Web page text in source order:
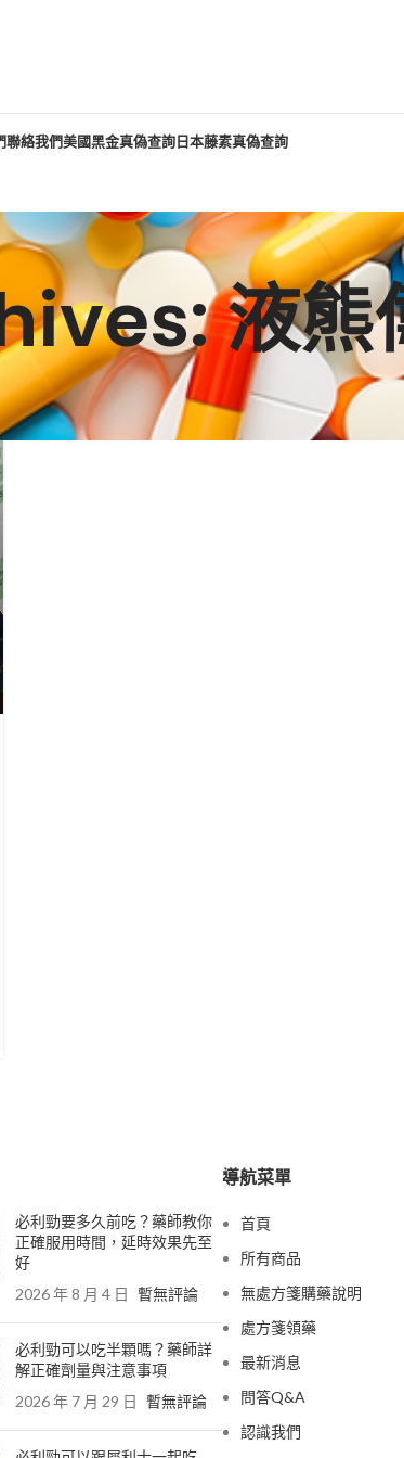
聯絡我們美國黑金真偽查詢日本藤素真偽查詢
液熊
必利勁要多久前吃？藥師教你
正確服用時間，延時效果先至
好
2026 年 8 月 4 日 暫無評論
必利勁可以吃半顆嗎？藥師詳
解正確劑量與注意事項
2026 年 7 月 29 日 暫無評論
導航菜單
首頁
所有商品
無處方箋購藥說明
處方箋領藥
最新消息
問答Q&A
認識我們